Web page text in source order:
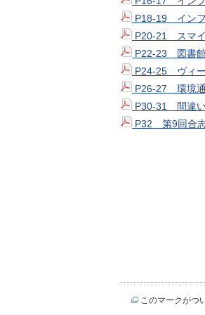
P18-19 インフ
P20-21 スマイ
P22-23 図書館
P24-25 ヴィー
P26-27 環境通
P30-31 間違い
P32 第9回合志
このマークがつ